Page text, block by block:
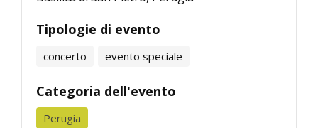
Tipologie di evento
concerto evento speciale
Categoria dell'evento
Perugia